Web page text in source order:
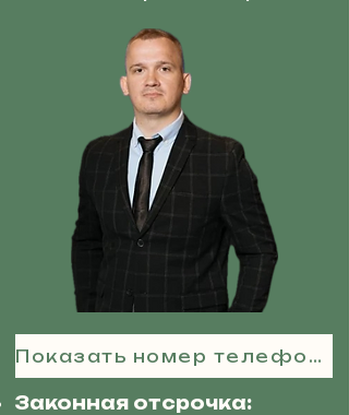
Показать номер телефона
Законная отсрочка: